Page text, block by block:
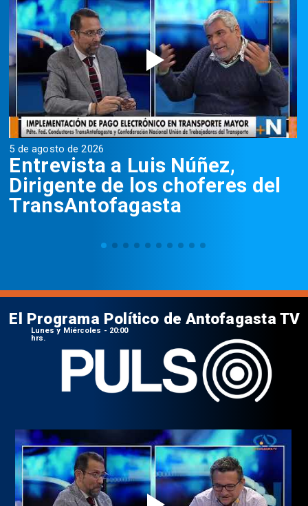
5 de agosto de 2026
Entrevista a Luis Núñez,
Dirigente de los choferes del
TransAntofagasta
El Programa Político de Antofagasta TV
Lunes y Miércoles - 20:00
hrs.